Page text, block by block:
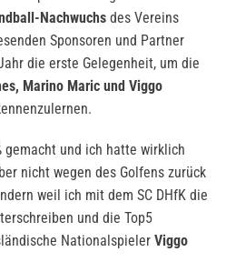
Nachwuchs des Vereins
Sponsoren und Partner
die erste Gelegenheit, um die
Marino Maric und Viggo
gemacht und ich hatte wirklich
nicht wegen des Golfens zurück
weil ich mit dem SC DHfK die
und die Top5
Nationalspieler Viggo